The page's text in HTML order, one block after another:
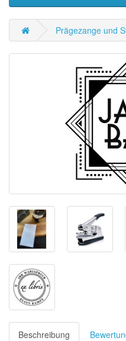
Prägezange und
Beschreibung